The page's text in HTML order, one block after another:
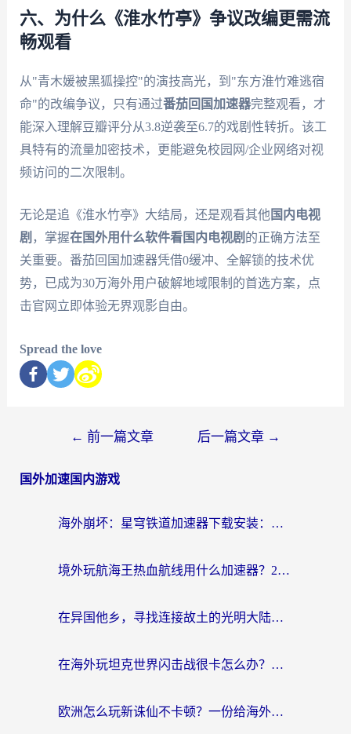
六、为什么《淮水竹亭》争议改编更需流
畅观看
从"青木媛被黑狐操控"的演技高光，到"东方淮竹难逃宿
命"的改编争议，只有通过番茄回国加速器完整观看，才
能深入理解豆瓣评分从3.8逆袭至6.7的戏剧性转折。该工
具特有的流量加密技术，更能避免校园网/企业网络对视
频访问的二次限制。
无论是追《淮水竹亭》大结局，还是观看其他国内电视
剧 ，掌握在国外用什么软件看国内电视剧 的正确方法至
关重要。番茄回国加速器凭借0缓冲、全解锁的技术优
势，已成为30万海外用户破解地域限制的首选方案，点
击官网立即体验无界观影自由。
Spread the love
← 前一篇文章 后一篇文章 →
国外加速国内游戏
海外崩坏：星穹铁道加速器下载安装：一份给游子的终极网络指南
境外玩航海王热血航线用什么加速器？2026海外玩家实测最优方案（附欧洲问道堡垒前线加速技巧）
在异国他乡，寻找连接故土的光明大陆免费加速器
在海外玩坦克世界闪击战很卡怎么办？老玩家亲测有效的加速器选择指南
欧洲怎么玩新诛仙不卡顿？一份给海外游子的国服游戏畅玩指南